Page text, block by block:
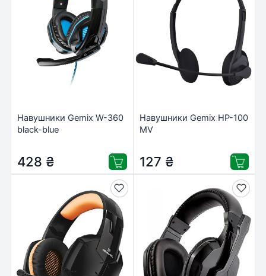
Навушники Gemix W-360
black-blue
428 ₴
Навушники Gemix HP-100
MV
127 ₴